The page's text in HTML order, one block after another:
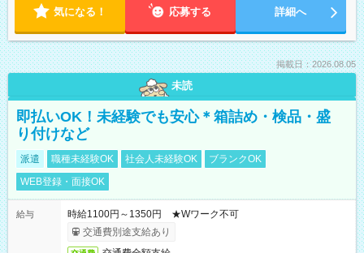
気になる！ 応募する 詳細へ
掲載日：2026.08.05
未読
即払いOK！未経験でも安心＊箱詰め・検品・盛
り付けなど
派遣 職種未経験OK 社会人未経験OK
ブランクOK
WEB登録・面接OK
給与
時給1100円～1350円 ★Wワーク不可
交通費別途支給あり